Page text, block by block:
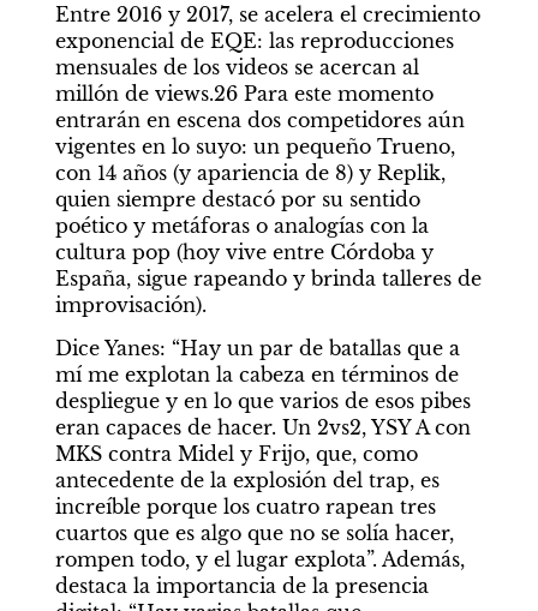
Entre 2016 y 2017, se acelera el crecimiento
exponencial de EQE: las reproducciones
mensuales de los videos se acercan al
millón de views.26 Para este momento
entrarán en escena dos competidores aún
vigentes en lo suyo: un pequeño Trueno,
con 14 años (y apariencia de 8) y Replik,
quien siempre destacó por su sentido
poético y metáforas o analogías con la
cultura pop (hoy vive entre Córdoba y
España, sigue rapeando y brinda talleres de
improvisación).
Dice Yanes: “Hay un par de batallas que a
mí me explotan la cabeza en términos de
despliegue y en lo que varios de esos pibes
eran capaces de hacer. Un 2vs2, YSY A con
MKS contra Midel y Frijo, que, como
antecedente de la explosión del trap, es
increíble porque los cuatro rapean tres
cuartos que es algo que no se solía hacer,
rompen todo, y el lugar explota”. Además,
destaca la importancia de la presencia